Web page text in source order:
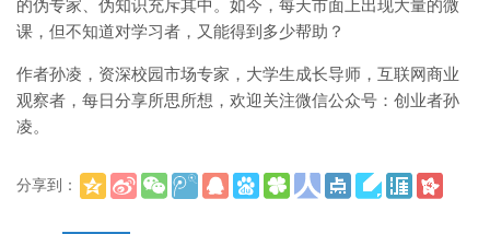
的伪专家、伪知识充斥其中。如今，每天市面上出现大量的微
课，但不知道对学习者，又能得到多少帮助？
作者孙凌，资深校园市场专家，大学生成长导师，互联网商业
观察者，每日分享所思所想，欢迎关注微信公众号：创业者孙
凌。
分享到：